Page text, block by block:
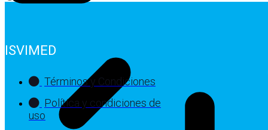
ISVIMED
Términos y Condiciones
Política y condiciones de
uso